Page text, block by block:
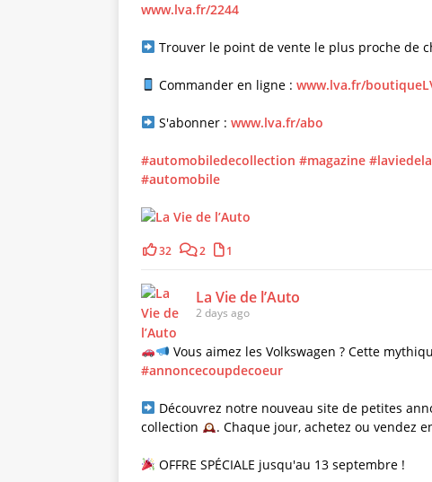
www.lva.fr/2244
Trouver le point de vente le plus proche de
Commander en ligne : www.lva.fr/
S'abonner : www.lva.fr/abo
#automobiledecollection #magazine
#automobile
32 2 1
La Vie de l’Auto
2 days ago
Vous aimez les Volkswagen ? Cette
#annoncecoupdecoeur
Découvrez notre nouveau site de petites
collection
. Chaque jour, achetez ou vendez
OFFRE SPÉCIALE jusqu'au 13 septembre !